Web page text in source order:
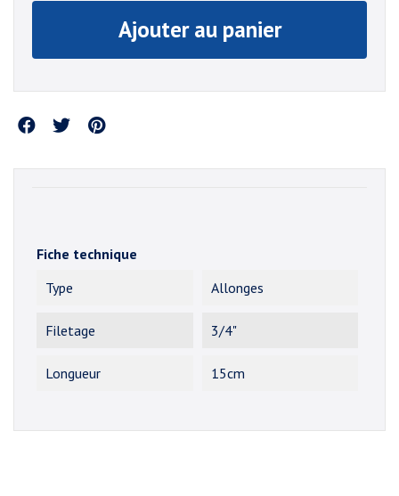
Ajouter au panier
Partager
Fiche technique
Type
Allonges
Filetage 3/4"
Longueur 15cm